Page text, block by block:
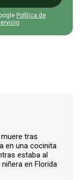
Política de
.
tras
en una cocinita
estaba al
en Florida